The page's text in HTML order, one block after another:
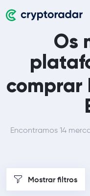
Os
comprar
Encontramos 14
Mostrar filtros